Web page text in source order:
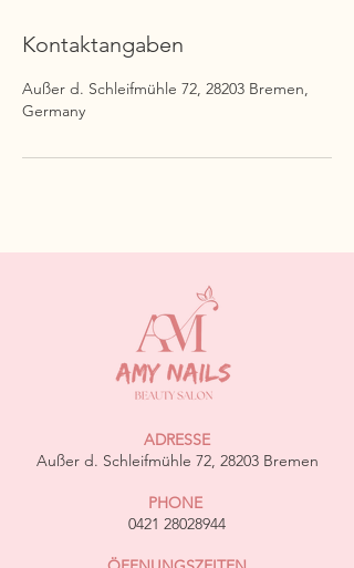
Kontaktangaben
Außer d. Schleifmühle 72, 28203 Bremen,
Germany
ADRESSE
Außer d. Schleifmühle 72, 28203 Bremen
PHONE
0421 28028944